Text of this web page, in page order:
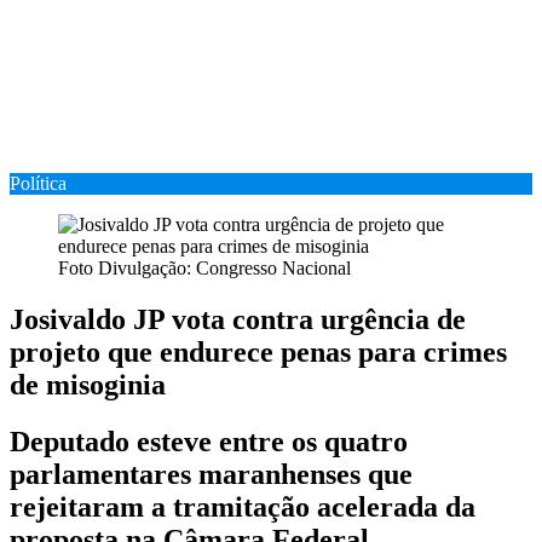
Política
Foto Divulgação: Congresso Nacional
Josivaldo JP vota contra urgência de
projeto que endurece penas para crimes
de misoginia
Deputado esteve entre os quatro
parlamentares maranhenses que
rejeitaram a tramitação acelerada da